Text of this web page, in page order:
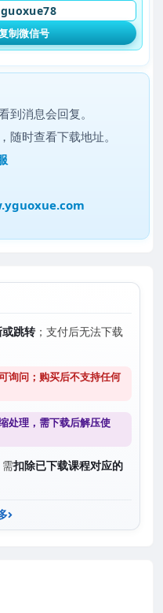
制微信号
到消息会回复。
随时查看下载地址。
跳转；支付后无法下载
询问；购买后不支持任何
处理，需下载后解压使
扣除已下载课程对应的